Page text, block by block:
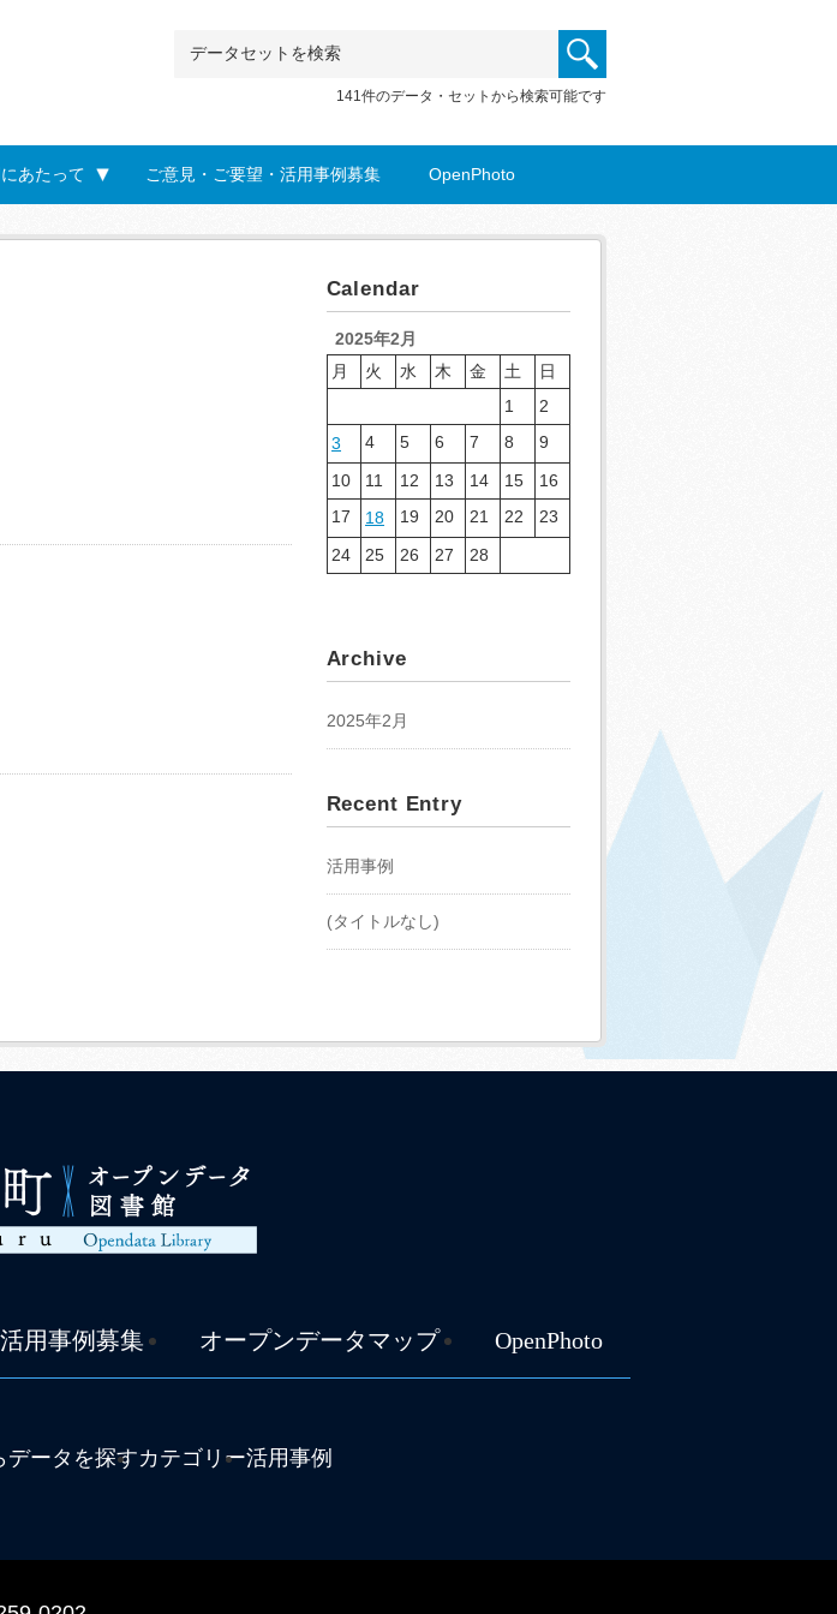
141件のデータ・セットから検索可能です
あたって ご意見・ご要望・活用事例募集 OpenPhoto
Calendar
2025年2月
月
火 水 木 金 土
日
1
2
3
4 5 6 7 8
9
10
11 12 13 14 15
16
17
18 19 20 21 22
23
24
25 26 27 28
Archive
2025年2月
Recent Entry
活用事例
(タイトルなし)
用事例募集 オープンデータマップ OpenPhoto
データを探すカテゴリー活用事例